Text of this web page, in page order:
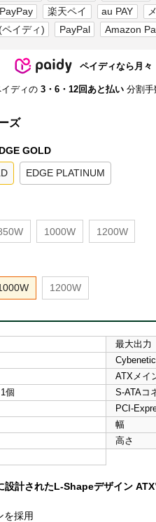
PayPay 楽天ペイ au PAY
イディ)
PayPal Amazon
ペイディなら月々
ディの 3・6・12回あと払い 分割
ズ
GOLD
EDGE PLATINUM
1000W 1200W
1200W
最大出力
ATXメイ
個 S-ATAコ
PCI-
幅
高さ
計されたL-Shapeデザイン
を採用